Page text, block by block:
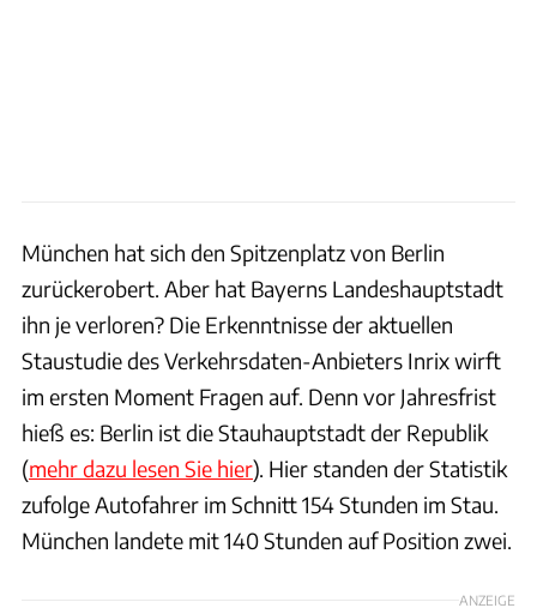
München hat sich den Spitzenplatz von Berlin
zurückerobert. Aber hat Bayerns Landeshauptstadt
ihn je verloren? Die Erkenntnisse der aktuellen
Staustudie des Verkehrsdaten-Anbieters Inrix wirft
im ersten Moment Fragen auf. Denn vor Jahresfrist
hieß es: Berlin ist die Stauhauptstadt der Republik
(mehr dazu lesen Sie hier). Hier standen der Statistik
zufolge Autofahrer im Schnitt 154 Stunden im Stau.
München landete mit 140 Stunden auf Position zwei.
ANZEIGE